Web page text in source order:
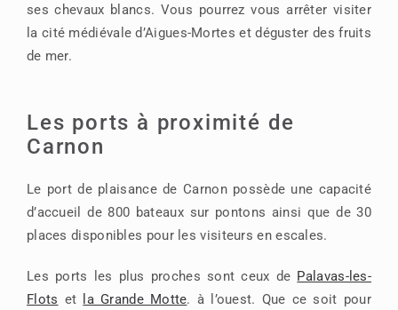
ses chevaux blancs. Vous pourrez vous arrêter visiter
la cité médiévale d’Aigues-Mortes et déguster des fruits
de mer.
Les ports à proximité de
Carnon
Le port de plaisance de Carnon possède une capacité
d’accueil de 800 bateaux sur pontons ainsi que de 30
places disponibles pour les visiteurs en escales.
Les ports les plus proches sont ceux de Palavas-les-
Flots et la Grande Motte. à l’ouest. Que ce soit pour